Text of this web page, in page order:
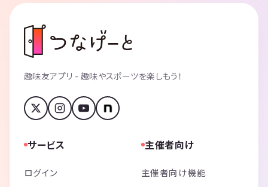
趣味友アプリ - 趣味やスポーツを楽しもう！
サービス
ログイン
主催者向け
主催者向け機能